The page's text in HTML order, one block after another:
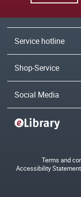
Service hotline
Shop-Service
Social Media
Terms and
Accessibility Statement